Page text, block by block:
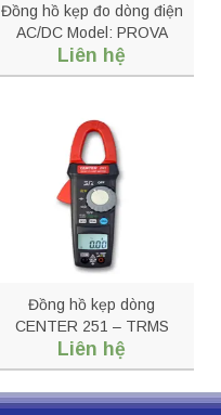
Đồng hồ kẹp đo dòng điện
AC/DC Model: PROVA
2000/2003
Liên hệ
Đồng hồ kẹp dòng
CENTER 251 – TRMS
HVAC Clamp Meter
Liên hệ